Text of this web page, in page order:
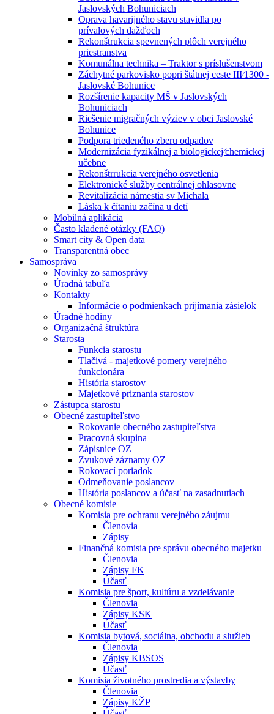
Jaslovských Bohuniciach
Oprava havarijného stavu stavidla po
prívalových dažďoch
Rekonštrukcia spevnených plôch verejného
priestranstva
Komunálna technika – Traktor s príslušenstvom
Záchytné parkovisko popri štátnej ceste III⁄1300 -
Jaslovské Bohunice
Rozšírenie kapacity MŠ v Jaslovských
Bohuniciach
Riešenie migračných výziev v obci Jaslovské
Bohunice
Podpora triedeného zberu odpadov
Modernizácia fyzikálnej a biologickej⁄chemickej
učebne
Rekonštrrukcia verejného osvetlenia
Elektronické služby centrálnej ohlasovne
Revitalizácia námestia sv Michala
Láska k čítaniu začína u detí
Mobilná aplikácia
Často kladené otázky (FAQ)
Smart city & Open data
Transparentná obec
Samospráva
Novinky zo samosprávy
Úradná tabuľa
Kontakty
Informácie o podmienkach prijímania zásielok
Úradné hodiny
Organizačná štruktúra
Starosta
Funkcia starostu
Tlačivá - majetkové pomery verejného
funkcionára
História starostov
Majetkové priznania starostov
Zástupca starostu
Obecné zastupiteľstvo
Rokovanie obecného zastupiteľstva
Pracovná skupina
Zápisnice OZ
Zvukové záznamy OZ
Rokovací poriadok
Odmeňovanie poslancov
História poslancov a účasť na zasadnutiach
Obecné komisie
Komisia pre ochranu verejného záujmu
Členovia
Zápisy
Finančná komisia pre správu obecného majetku
Členovia
Zápisy FK
Účasť
Komisia pre šport, kultúru a vzdelávanie
Členovia
Zápisy KSK
Účasť
Komisia bytová, sociálna, obchodu a služieb
Členovia
Zápisy KBSOS
Účasť
Komisia životného prostredia a výstavby
Členovia
Zápisy KŽP